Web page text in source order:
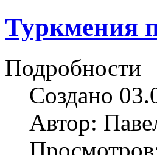
Туркмения
Подробности
Создано
Автор: